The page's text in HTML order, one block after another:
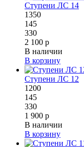
Ступени ЛС 14
1350
145
330
2 100 р
В наличии
В корзину
Ступени ЛС 12
1200
145
330
1 900 р
В наличии
В корзину